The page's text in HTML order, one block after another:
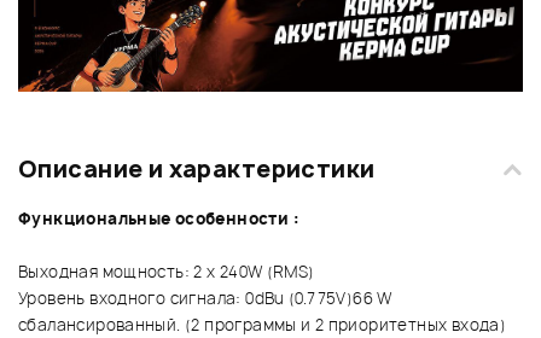
Описание и характеристики
Функциональные особенности :
Выходная мощность: 2 x 240W (RMS)
Уровень входного сигнала: 0dBu (0.775V)66 W
сбалансированный. (2 программы и 2 приоритетных входа)